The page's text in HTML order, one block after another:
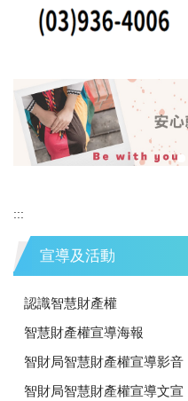
:::
宣導及活動
認識智慧財產權
智慧財產權宣導海報
智財局智慧財產權宣導影音
智財局智慧財產權宣導文宣